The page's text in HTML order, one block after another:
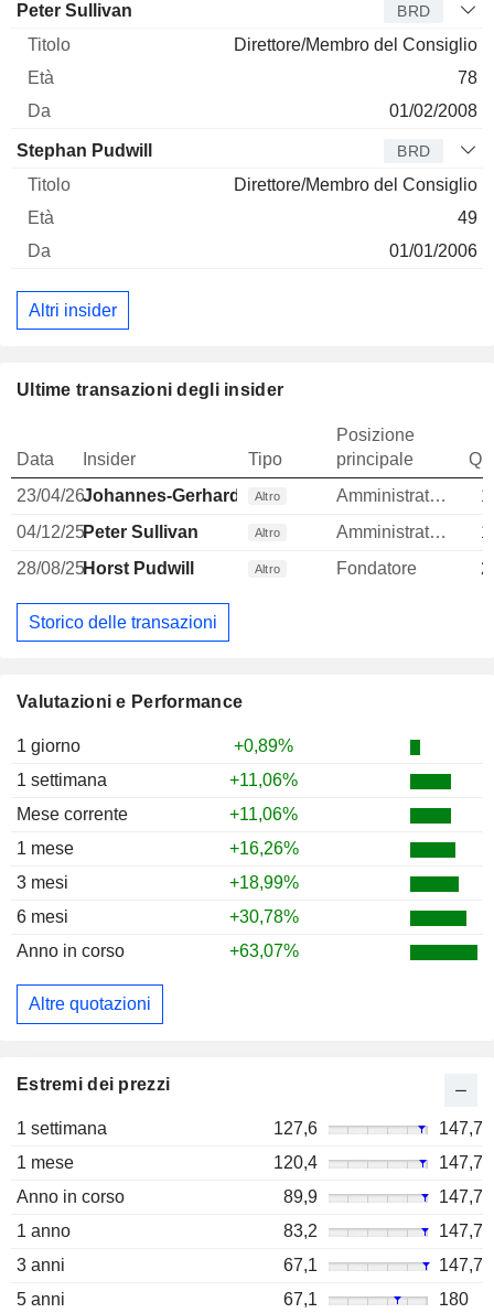
Valutazioni e Performance
1 giorno
+0,89%
1 settimana
+11,06%
Mese corrente
+11,06%
1 mese
+16,26%
3 mesi
+18,99%
6 mesi
+30,78%
Anno in corso
+63,07%
Altre quotazioni
Estremi dei prezzi
1 settimana 127,6
147,7
1 mese
120,4
147,7
Anno in corso
89,9
147,7
1 anno
83,2
147,7
3 anni
67,1
147,7
5 anni
67,1 180
Peter Sullivan BRD
Direttore/Membro del Consiglio
78
01/02/2008
Stephan Pudwill BRD
Direttore/Membro del Consiglio
49
01/01/2006
Altri insider
Ultime transazioni degli insider
Data Insider Tipo
Posizione
principale
23/04/26Johannes-Gerhard Hesse
Altro Amministratore
04/12/25Peter Sullivan Altro Amministratore
28/08/25Horst Pudwill Altro Fondatore
Storico delle transazioni